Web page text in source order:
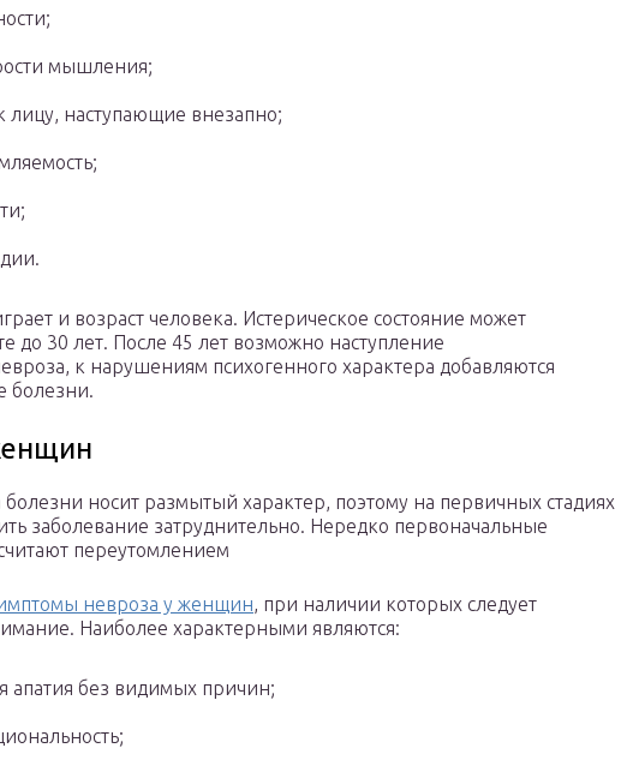
мышления;
наступающие внезапно;
и возраст человека. Истерическое состояние может
до 30 лет. После 45 лет возможно наступление
к нарушениям психогенного характера добавляются
болезни.
носит размытый характер, поэтому на первичных стадиях
заболевание затруднительно. Нередко первоначальные
переутомлением
невроза у женщин, при наличии которых следует
Наиболее характерными являются:
апатия без видимых причин;